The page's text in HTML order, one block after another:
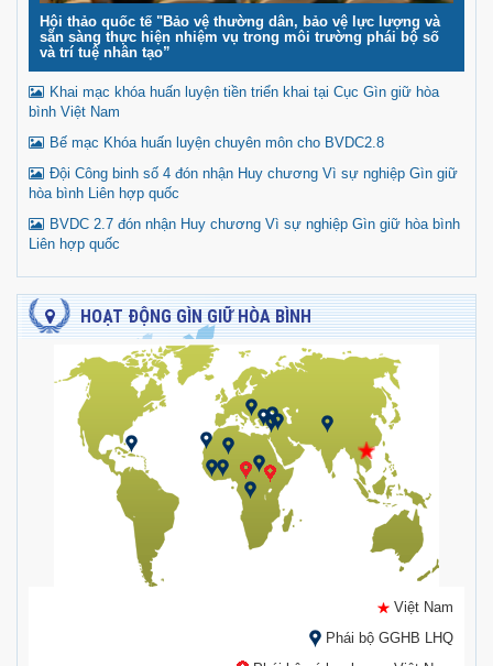
Hội thảo quốc tế "Bảo vệ thường dân, bảo vệ lực lượng và
sẵn sàng thực hiện nhiệm vụ trong môi trường phái bộ số
và trí tuệ nhân tạo”
Khai mạc khóa huấn luyện tiền triển khai tại Cục Gìn giữ hòa
bình Việt Nam
Bế mạc Khóa huấn luyện chuyên môn cho BVDC2.8
Đội Công binh số 4 đón nhận Huy chương Vì sự nghiệp Gìn giữ
hòa bình Liên hợp quốc
BVDC 2.7 đón nhận Huy chương Vì sự nghiệp Gìn giữ hòa bình
Liên hợp quốc
HOẠT ĐỘNG GÌN GIỮ HÒA BÌNH
Việt Nam
Phái bộ GGHB LHQ